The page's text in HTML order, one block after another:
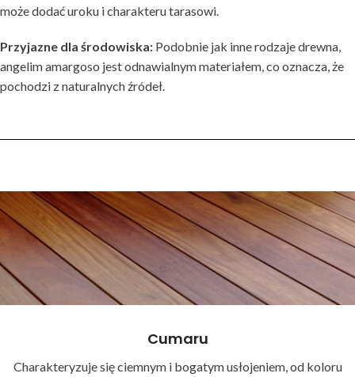
może dodać uroku i charakteru tarasowi.
Przyjazne dla środowiska: Podobnie jak inne rodzaje drewna,
angelim amargoso jest odnawialnym materiałem, co oznacza, że
pochodzi z naturalnych źródeł.
Cumaru
Charakteryzuje się ciemnym i bogatym usłojeniem, od koloru